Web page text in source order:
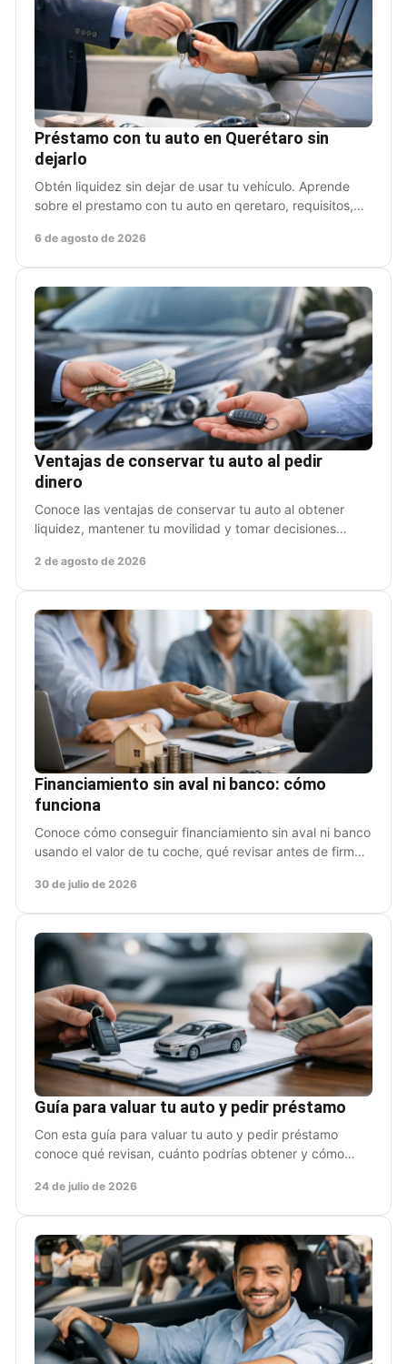
Préstamo con tu auto en Querétaro sin
dejarlo
Obtén liquidez sin dejar de usar tu vehículo. Aprende
sobre el prestamo con tu auto en qeretaro, requisitos,
6 de agosto de 2026
Ventajas de conservar tu auto al pedir
dinero
Conoce las ventajas de conservar tu auto al obtener
liquidez, mantener tu movilidad y tomar decisiones
2 de agosto de 2026
Financiamiento sin aval ni banco: cómo
funciona
Conoce cómo conseguir financiamiento sin aval ni banco
usando el valor de tu coche, qué revisar antes de firmar
30 de julio de 2026
Guía para valuar tu auto y pedir préstamo
Con esta guía para valuar tu auto y pedir préstamo
conoce qué revisan, cuánto podrías obtener y cómo
24 de julio de 2026